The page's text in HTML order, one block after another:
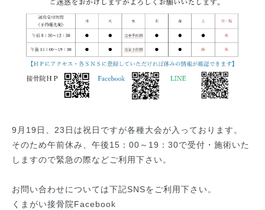
9月19日、23日は祝日ですが各種大会が入っております。
そのため午前休み、午後15：00～19：30で受付・施術いた
しますので緊急の際などご利用下さい。
お問い合わせについては下記SNSをご利用下さい。
くまがい接骨院Facebook